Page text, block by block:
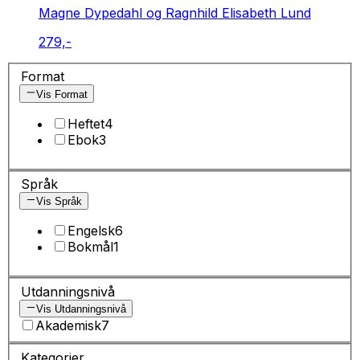
Magne Dypedahl og Ragnhild Elisabeth Lund
279,-
Format
Vis Format
Heftet4
Ebok3
Språk
Vis Språk
Engelsk6
Bokmål1
Utdanningsnivå
Vis Utdanningsnivå
Akademisk7